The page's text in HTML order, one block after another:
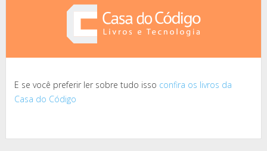
E se você preferir ler sobre tudo isso confira os livros da
Casa do Código